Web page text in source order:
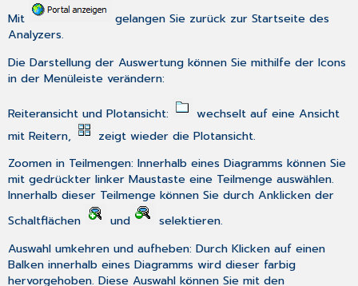
Mit
gelangen Sie zurück zur Startseite des
Analyzers.
Die Darstellung der Auswertung können Sie mithilfe der Icons
in der Menüleiste verändern:
Reiteransicht und Plotansicht:
wechselt auf eine Ansicht
mit Reitern,
zeigt wieder die Plotansicht.
Zoomen in Teilmengen: Innerhalb eines Diagramms können Sie
mit gedrückter linker Maustaste eine Teilmenge auswählen.
Innerhalb dieser Teilmenge können Sie durch Anklicken der
Schaltflächen
und
selektieren.
Auswahl umkehren und aufheben: Durch Klicken auf einen
Balken innerhalb eines Diagramms wird dieser farbig
hervorgehoben. Diese Auswahl können Sie mit den